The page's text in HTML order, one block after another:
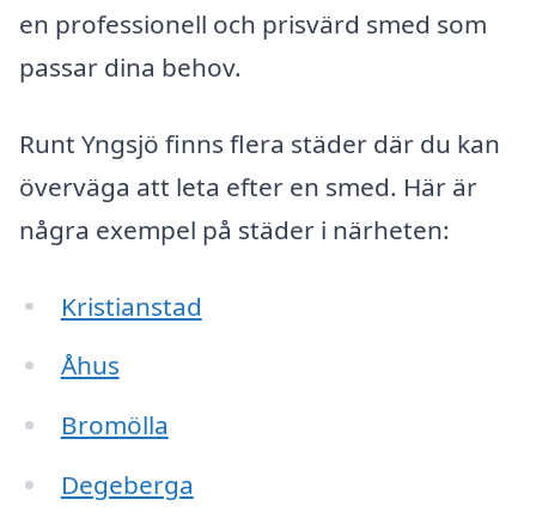
en professionell och prisvärd smed som
passar dina behov.
Runt Yngsjö finns flera städer där du kan
överväga att leta efter en smed. Här är
några exempel på städer i närheten:
Kristianstad
Åhus
Bromölla
Degeberga